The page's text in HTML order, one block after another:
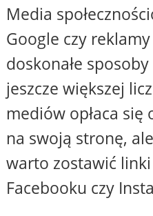
Media
Google czy
doskonałe
jeszcze większej
mediów opłaca się
na swoją stronę,
warto zostawić
Facebooku czy